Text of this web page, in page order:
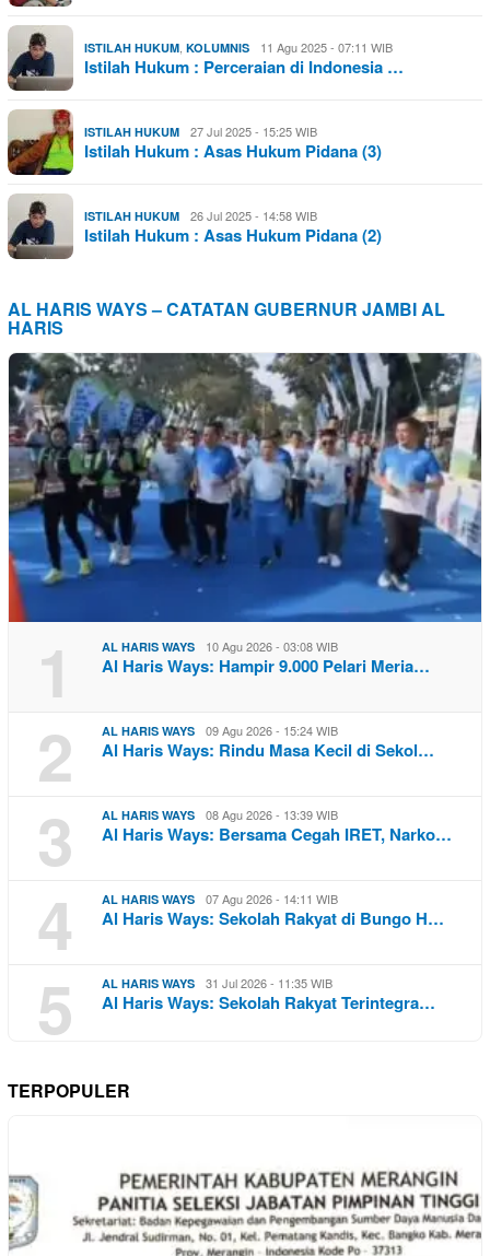
ISTILAH HUKUM KOLUMNIS 11 Agu 2025 - 07:11 WIB
Istilah Hukum : Perceraian di Indonesia …
ISTILAH HUKUM 27 Jul 2025 - 15:25 WIB
Istilah Hukum : Asas Hukum Pidana (3)
ISTILAH HUKUM 26 Jul 2025 - 14:58 WIB
Istilah Hukum : Asas Hukum Pidana (2)
AL HARIS WAYS – CATATAN GUBERNUR JAMBI AL
HARIS
1 AL HARIS WAYS 10 Agu 2026 - 03:08 WIB
Al Haris Ways: Hampir 9.000 Pelari Meria…
2 AL HARIS WAYS 09 Agu 2026 - 15:24 WIB
Al Haris Ways: Rindu Masa Kecil di Sekol…
3 AL HARIS WAYS 08 Agu 2026 - 13:39 WIB
Al Haris Ways: Bersama Cegah IRET, Narko…
4 AL HARIS WAYS 07 Agu 2026 - 14:11 WIB
Al Haris Ways: Sekolah Rakyat di Bungo H…
5 AL HARIS WAYS 31 Jul 2026 - 11:35 WIB
Al Haris Ways: Sekolah Rakyat Terintegra…
TERPOPULER